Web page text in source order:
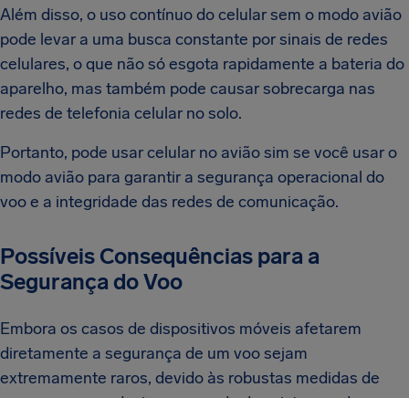
Além disso, o uso contínuo do celular sem o modo avião
pode levar a uma busca constante por sinais de redes
celulares, o que não só esgota rapidamente a bateria do
aparelho, mas também pode causar sobrecarga nas
redes de telefonia celular no solo.
Portanto, pode usar celular no avião sim se você usar o
modo avião para garantir a segurança operacional do
voo e a integridade das redes de comunicação.
Possíveis Consequências para a
Segurança do Voo
Embora os casos de dispositivos móveis afetarem
diretamente a segurança de um voo sejam
extremamente raros, devido às robustas medidas de